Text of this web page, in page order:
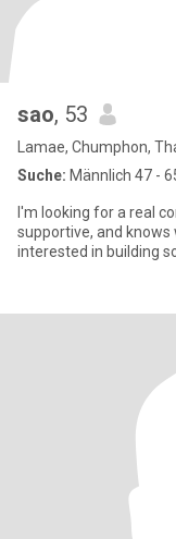
sao, 53
Lamae, Chumphon,
Suche: Männlich 47 -
I'm looking for a real
supportive, and
interested in building